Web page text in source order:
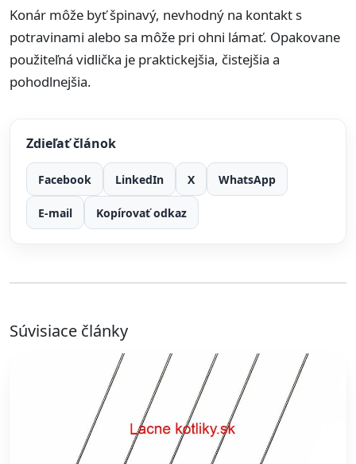
Konár môže byť špinavý, nevhodný na kontakt s
potravinami alebo sa môže pri ohni lámať. Opakovane
použiteľná vidlička je praktickejšia, čistejšia a
pohodlnejšia.
Zdieľať článok
Facebook LinkedIn X WhatsApp
E-mail Kopírovať odkaz
Súvisiace články